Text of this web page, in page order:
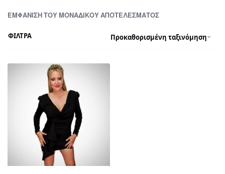
ΕΜΦΆΝΙΣΗ ΤΟΥ ΜΟΝΑΔΙΚΟΎ ΑΠΟΤΕΛΈΣΜΑΤΟΣ
Προκαθορισμένη ταξινόμηση
ΦΙΛΤΡΑ